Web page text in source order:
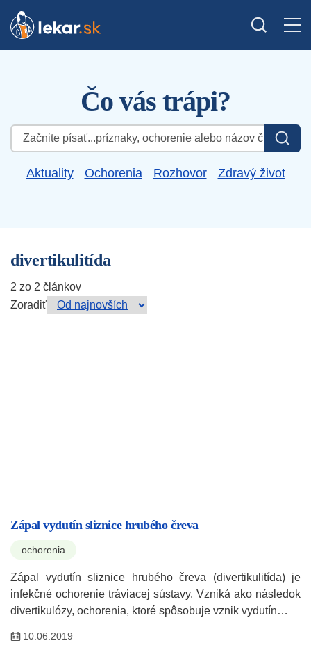
Čo vás trápi?
Hľadať:
Aktuality Ochorenia Rozhovor Zdravý život
divertikulitída
2 zo 2 článkov
Zoradiť
Zápal vydutín sliznice hrubého čreva
ochorenia
Zápal vydutín sliznice hrubého čreva (divertikulitída) je
infekčné ochorenie tráviacej sústavy. Vzniká ako následok
divertikulózy, ochorenia, ktoré spôsobuje vznik vydutín…
10.06.2019